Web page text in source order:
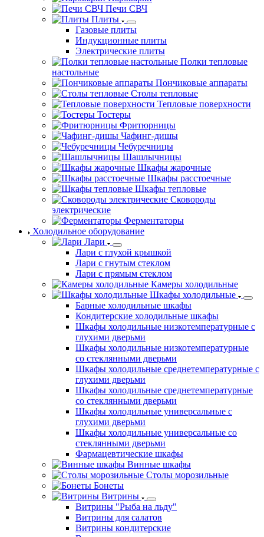
Печи СВЧ
Плиты
Газовые плиты
Индукционные плиты
Электрические плиты
Полки тепловые
настольные
Пончиковые аппараты
Столы тепловые
Тепловые поверхности
Тостеры
Фритюрницы
Чафинг-дишы
Чебуречницы
Шашлычницы
Шкафы жарочные
Шкафы расстоечные
Шкафы тепловые
Сковороды
электрические
Ферментаторы
Холодильное оборудование
Лари
Лари с глухой крышкой
Лари с гнутым стеклом
Лари с прямым стеклом
Камеры холодильные
Шкафы холодильные
Барные холодильные шкафы
Кондитерские холодильные шкафы
Шкафы холодильные низкотемпературные с
глухими дверьми
Шкафы холодильные низкотемпературные
со стеклянными дверьми
Шкафы холодильные среднетемпературные с
глухими дверьми
Шкафы холодильные среднетемпературные
со стеклянными дверьми
Шкафы холодильные универсальные с
глухими дверьми
Шкафы холодильные универсальные со
стеклянными дверьми
Фармацевтические шкафы
Винные шкафы
Столы морозильные
Бонеты
Витрины
Витрины "Рыба на льду"
Витрины для салатов
Витрины кондитерские